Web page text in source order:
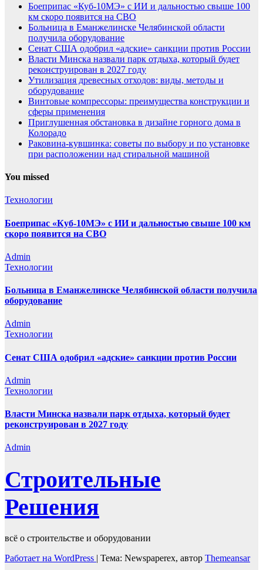
Боеприпас «Куб-10МЭ» с ИИ и дальностью свыше 100
км скоро появится на СВО
Больница в Еманжелинске Челябинской области
получила оборудование
Сенат США одобрил «адские» санкции против России
Власти Минска назвали парк отдыха, который будет
реконструирован в 2027 году
Утилизация древесных отходов: виды, методы и
оборудование
Винтовые компрессоры: преимущества конструкции и
сферы применения
Приглушенная обстановка в дизайне горного дома в
Колорадо
Раковина-кувшинка: советы по выбору и по установке
при расположении над стиральной машиной
You missed
Технологии
Боеприпас «Куб-10МЭ» с ИИ и дальностью свыше 100 км
скоро появится на СВО
Admin
Технологии
Больница в Еманжелинске Челябинской области получила
оборудование
Admin
Технологии
Сенат США одобрил «адские» санкции против России
Admin
Технологии
Власти Минска назвали парк отдыха, который будет
реконструирован в 2027 году
Admin
Строительные
Решения
всё о строительстве и оборудовании
Работает на WordPress | Тема: Newspaperex, автор Themeansar